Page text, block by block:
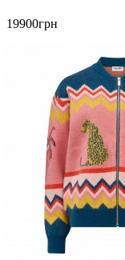
19900грн